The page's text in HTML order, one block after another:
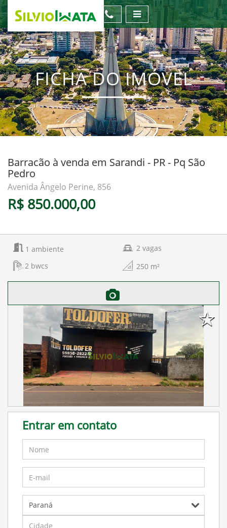
FICHA DO IMÓVEL
Barracão à venda em Sarandi - PR - Pq São
Pedro
Avenida Ângelo Perine, 856
R$ 850.000,00
1 ambiente
2 bwcs
2vagas
250 m²
Entrar em contato